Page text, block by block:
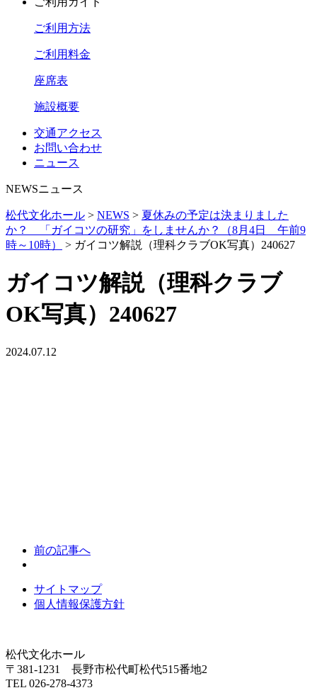
ご利用方法
ご利用料金
座席表
施設概要
交通アクセス
お問い合わせ
ニュース
NEWSニュース
松代文化ホール > NEWS > 夏休みの予定は決まりました
か？ 「ガイコツの研究」をしませんか？（8月4日 午前9
時～10時）
> ガイコツ解説（理科クラブOK写真）240627
ガイコツ解説（理科クラブ
OK写真）240627
2024.07.12
前の記事へ
サイトマップ
個人情報保護方針
松代文化ホール
〒381-1231 長野市松代町松代515番地2
TEL 026-278-4373